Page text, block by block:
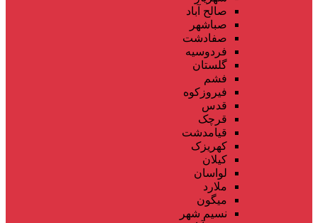
صالح آباد
صباشهر
صفادشت
فردوسیه
گلستان
فشم
فیروزکوه
قدس
قرچک
قیامدشت
کهریزک
کیلان
لواسان
ملارد
میگون
نسیم شهر